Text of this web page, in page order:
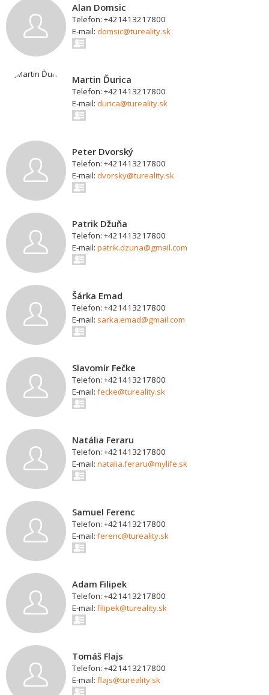
Alan Domsic
Telefon: +421413217800
E-mail: domsic@tureality.sk
Martin Ďurica
Telefon: +421413217800
E-mail: durica@tureality.sk
Peter Dvorský
Telefon: +421413217800
E-mail: dvorsky@tureality.sk
Patrik Džuňa
Telefon: +421413217800
E-mail: patrik.dzuna@gmail.com
Šárka Emad
Telefon: +421413217800
E-mail: sarka.emad@gmail.com
Slavomír Fečke
Telefon: +421413217800
E-mail: fecke@tureality.sk
Natália Feraru
Telefon: +421413217800
E-mail: natalia.feraru@mylife.sk
Samuel Ferenc
Telefon: +421413217800
E-mail: ferenc@tureality.sk
Adam Filipek
Telefon: +421413217800
E-mail: filipek@tureality.sk
Tomáš Flajs
Telefon: +421413217800
E-mail: flajs@tureality.sk